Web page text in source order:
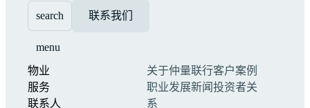
search 联系我们
menu
物业
服务
联系人
关于仲量联行客户案例
职业发展新闻投资者关
系